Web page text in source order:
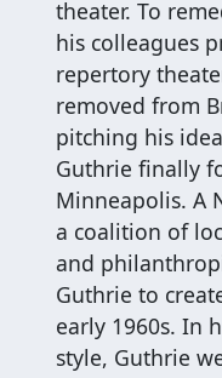
theater. To
his colleagues
repertory
removed from
pitching his
Guthrie finally
Minneapolis. A
a coalition of
and
Guthrie to
early 1960s. In
style, Guthrie